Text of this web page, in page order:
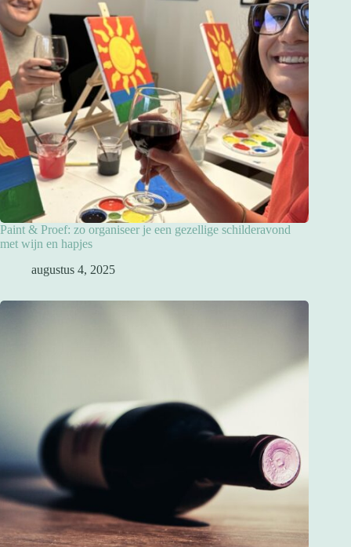
Paint & Proef: zo organiseer je een gezellige schilderavond
met wijn en hapjes
augustus 4, 2025